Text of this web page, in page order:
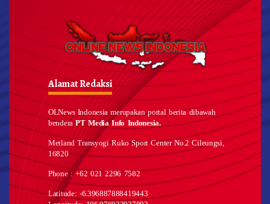
Alamat Redaksi
OLNews Indonesia merupakan portal berita dibawah
benderaPT Media Info Indonesia.
Metland Transyogi Ruko Sport Center No.2 Cileungsi,
16820
Phone : +62 021 2296 7582
Latitude: -6.396887888419443